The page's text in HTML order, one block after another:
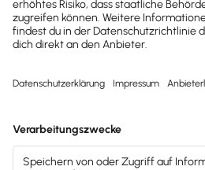
Möchtest du zukünftig
wichtige News zu
Gesetzesänderungen,
Dann abonniere unseren
Newsletter.